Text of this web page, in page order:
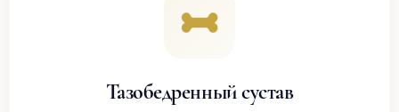
Тазобедренный сустав